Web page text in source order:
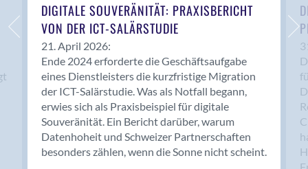
Basel
Bassersdorf
Belp
Bendern
Benken (SG)
Bergdietikon
Berlin
Bern
Bern - Liebefeld
DIGITALE SOUVERÄNITÄT: PRAXISBERICHT
VON DER ICT-SALÄRSTUDIE
21. April 2026:
Ende 2024 erforderte die Geschäftsaufgabe
eines Dienstleisters die kurzfristige Migration
der ICT-Salärstudie. Was als Notfall begann,
erwies sich als Praxisbeispiel für digitale
Souveränität. Ein Bericht darüber, warum
Datenhoheit und Schweizer Partnerschaften
besonders zählen, wenn die Sonne nicht scheint.